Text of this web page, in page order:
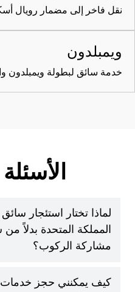
نقل فاخر إلى مضمار رويال
ويمبلدون
خدمة سائق لبطولة ويمبلدون
لماذا تختار استئجار
المملكة المتحدة بدلاً
مشاركة الركوب؟
كيف يمكنني حجز